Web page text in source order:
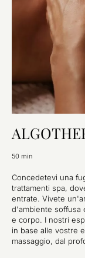
50 min
Concedetevi una
trattamenti spa,
entrate. Vivete
d'ambiente soffusa
e corpo. I nostri
in base alle vostre
massaggio, dal